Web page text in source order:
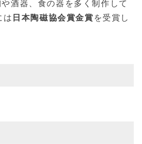
酒器、食の器を多く制作して
は 日本陶磁協会賞金賞 を受賞し